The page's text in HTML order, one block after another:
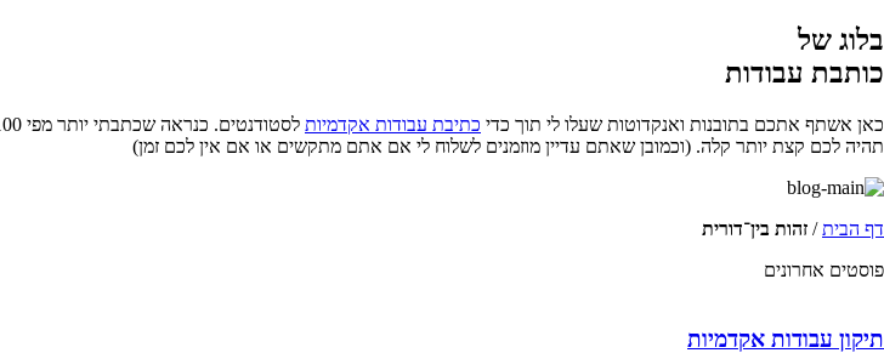
בלוג של
כותבת עבודות
כאן אשתף אתכם בתובנות ואנקדוטות שעלו לי תוך כדי כתיבת עבודות אקדמיות
תהיה לכם קצת יותר קלה. (וכמובן שאתם עדיין מוזמנים לשלוח לי אם אתם מתקשים או אם אין לכם זמן)
דף הבית/ זהות בין־דורית
פוסטים אחרונים
תיקון עבודות אקדמיות